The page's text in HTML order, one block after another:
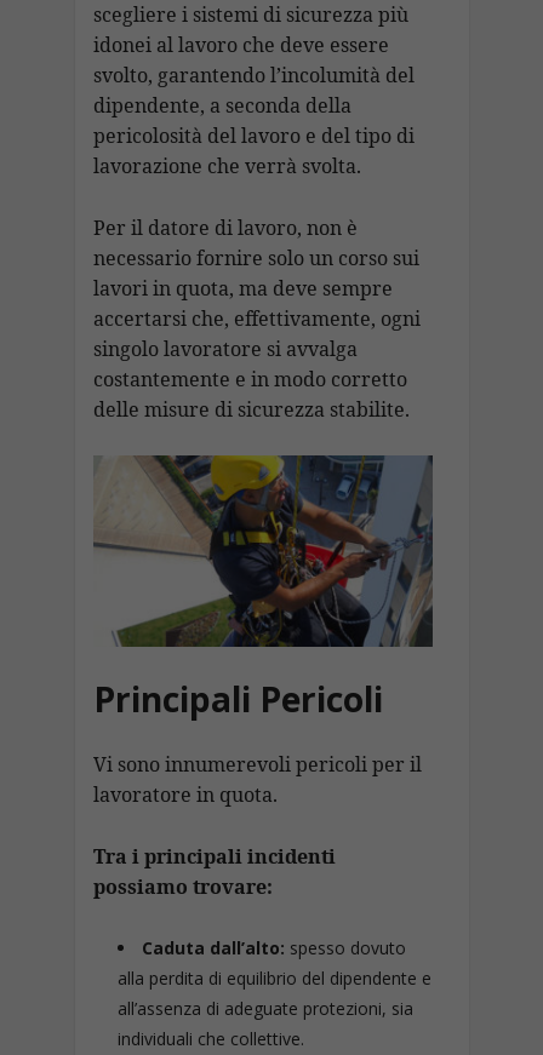
scegliere i sistemi di sicurezza più
idonei al lavoro che deve essere
svolto, garantendo l’incolumità del
dipendente, a seconda della
pericolosità del lavoro e del tipo di
lavorazione che verrà svolta.
Per il datore di lavoro, non è
necessario fornire solo un corso sui
lavori in quota, ma deve sempre
accertarsi che, effettivamente, ogni
singolo lavoratore si avvalga
costantemente e in modo corretto
delle misure di sicurezza stabilite.
Principali Pericoli
Vi sono innumerevoli pericoli per il
lavoratore in quota.
Tra i principali incidenti
possiamo trovare:
Caduta dall’alto: spesso dovuto
alla perdita di equilibrio del dipendente e
all’assenza di adeguate protezioni, sia
individuali che collettive.